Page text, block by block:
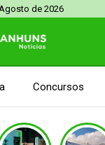
de 2026
Concursos